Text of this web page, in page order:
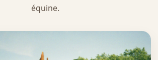
équine.